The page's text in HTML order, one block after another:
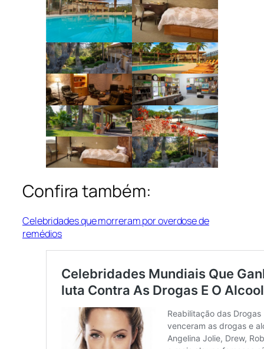
Confira também:
Celebridades que morreram por overdose de
remédios